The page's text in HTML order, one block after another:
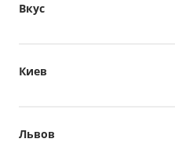
Вкус
Киев
Львов